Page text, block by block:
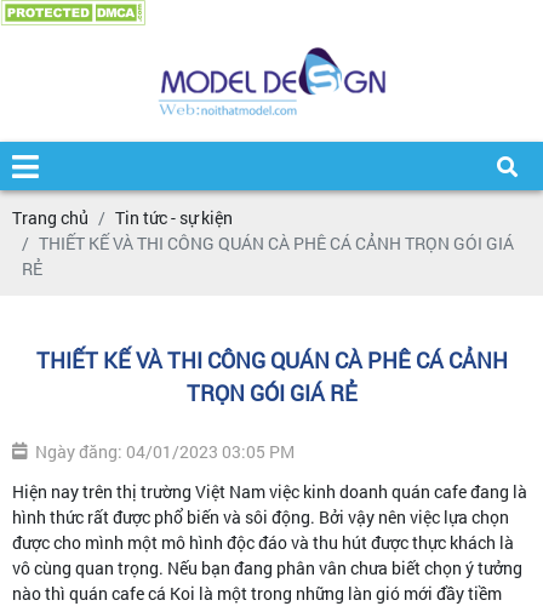
Trang chủ
Tin tức - sự kiện
THIẾT KẾ VÀ THI CÔNG QUÁN CÀ PHÊ CÁ CẢNH TRỌN GÓI GIÁ
RẺ
THIẾT KẾ VÀ THI CÔNG QUÁN CÀ PHÊ CÁ CẢNH
TRỌN GÓI GIÁ RẺ
Ngày đăng: 04/01/2023 03:05 PM
Hiện nay trên thị trường Việt Nam việc kinh doanh quán cafe đang là
hình thức rất được phổ biến và sôi động. Bởi vậy nên việc lựa chọn
được cho mình một mô hình độc đáo và thu hút được thực khách là
vô cùng quan trọng. Nếu bạn đang phân vân chưa biết chọn ý tưởng
nào thì quán cafe cá Koi là một trong những làn gió mới đầy tiềm